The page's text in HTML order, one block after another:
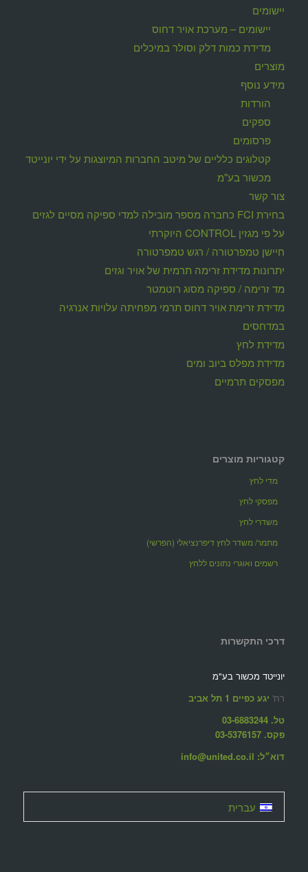
יישומים
יישומים – מערכת אויר דחוס
מדידת כמות דלק וסולר במיכלים
מוצרים
מידע נוסף
הורדות
ספקים
פרסומים
קטלוגים כלליים של מיטב החברות המיוצגות על ידי יונייטד
מכשור בע"מ
צור קשר
בחירת FCI כחברה מספר מובילה למדי ספיקה מסיים לגזים
על פי מגזין CONTROL היוקרתי
חיישן טמפרטורה / רגש טמפרטורה
יתרונות מדידת זרימה תרמית של אויר וגזים
מד זרימה / ספיקה מסוג רוטמטר
מדידת זרימת אויר דחוס תרמי מפחיתה עלויות אנרגיה
במדחסים
מדידת לחץ
מדידת מפלס ביוב ומים
מפסקים תרמיים
קטגוריות מוצרים
מדי לחץ
מפסקי לחץ
משדרי לחץ
מתמר/ משדר לחץ דיפרנציאלי (הפרשי)
רשמים ואוגרי נתונים ללחץ
דרכי התקשרות
יונייטד מכשור בע"מ
רח' יגע כפיים 1 תל אביב
טל. 03-6883244
פקס. 03-5376157
דוא״ל: info@united.co.il
עברית